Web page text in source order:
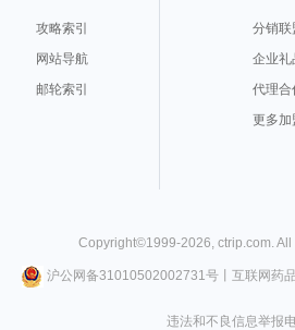
攻略索引
网站导航
邮轮索引
分销联
企业礼
代理合
更多加
Copyright©1999-2026 ctrip.com .
沪公网备31010502002731号丨 互联网药
违法和不良信息举报